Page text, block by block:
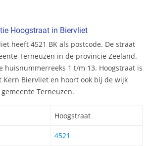
Hoogstraat in Biervliet
heeft 4521 BK als postcode. De straat
Terneuzen in de provincie Zeeland.
huisnummerreeks 1 t/m 13. Hoogstraat is
Biervliet en hoort ook bij de wijk
Terneuzen.
Hoogstraat
4521